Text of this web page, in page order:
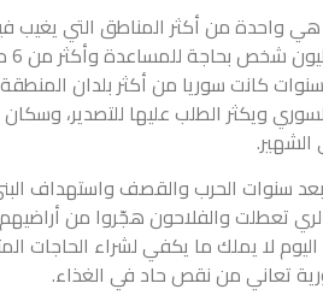
هي واحدة من أكثر المناطق التي يغيب
كانت سوريا من أكثر بلدان المنطقة
ويكثر الطلب عليها للتصدير،
سنوات الحرب والقصف واستهداف
تعطلت والفلاحون هجّروا من
لا يملك ما يكفي لشراء الحاجات
تعاني من نقص حاد في الغذاء.